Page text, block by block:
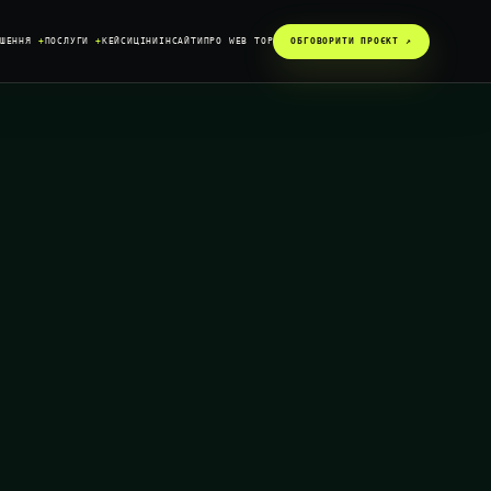
+ПОСЛУГИ +КЕЙСИЦІНИІНСАЙТИПРО WEB TOP ОБГОВОРИТИ ПРОЄКТ ↗︎